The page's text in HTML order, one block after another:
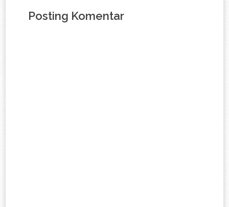
Posting Komentar